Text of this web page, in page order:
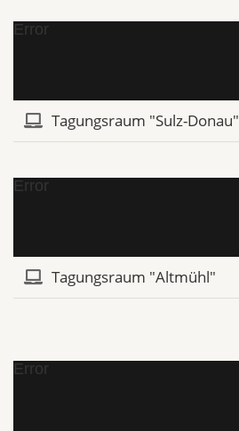
Error
Tagungsraum "Sulz-Donau"
Error
Tagungsraum "Altmühl"
Error